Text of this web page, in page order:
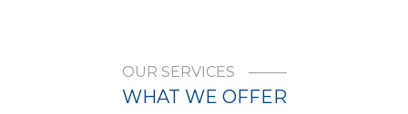
OUR SERVICES
WHAT WE OFFER